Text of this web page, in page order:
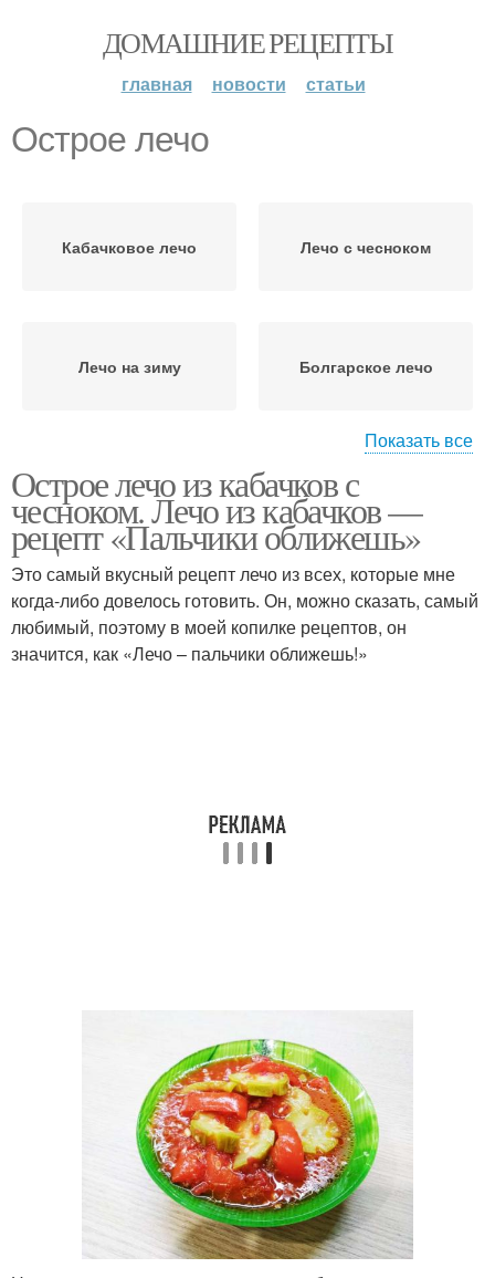
ДОМАШНИЕ РЕЦЕПТЫ
главная новости статьи
Острое лечо
Кабачковое лечо Лечо с чесноком
Лечо на зиму Болгарское лечо
Классическое лечо Лечо из перца
Острые перцы Лечо из острого перца
Лечо с рисом Ингредиенты для лечо
Лечо с петрушкой
Лечо из болгарских
перцев
Показать все
Острое лечо из кабачков с
чесноком. Лечо из кабачков —
рецепт «Пальчики оближешь»
Это самый вкусный рецепт лечо из всех, которые мне
когда-либо довелось готовить. Он, можно сказать, самый
любимый, поэтому в моей копилке рецептов, он
значится, как «Лечо – пальчики оближешь!»